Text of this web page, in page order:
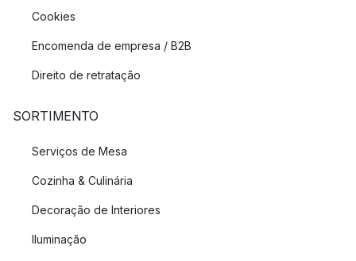
Cookies
Encomenda de empresa / B2B
Direito de retratação
SORTIMENTO
Serviços de Mesa
Cozinha & Culinária
Decoração de Interiores
Iluminação